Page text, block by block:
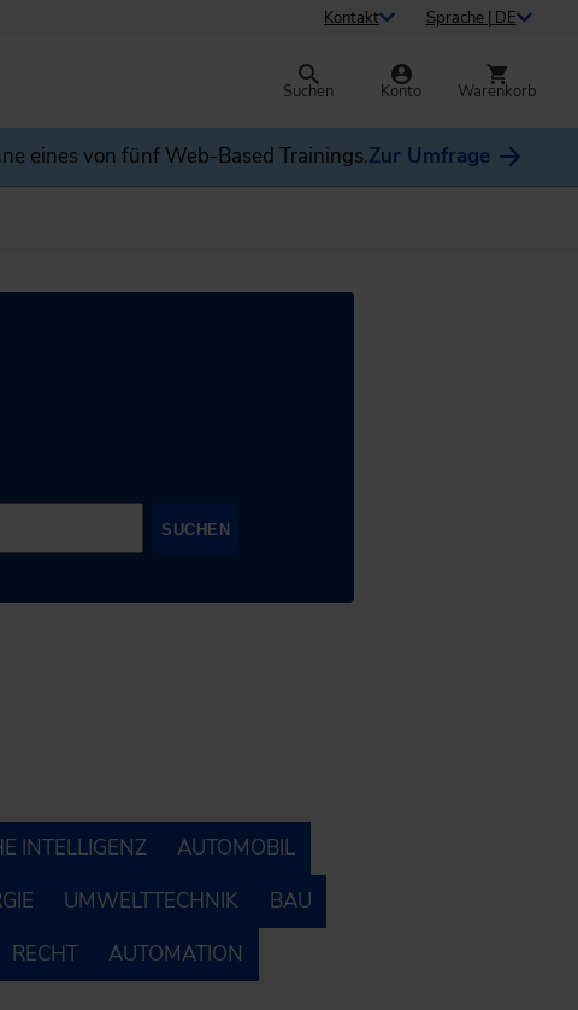
Kontakt Sprache | DE
Suchen Konto Warenkorb
eines von fünf Web-Based Trainings.Zur Umfrage
SUCHEN
INTELLIGENZ
AUTOMOBIL
UMWELTTECHNIK
BAU
RECHT AUTOMATION